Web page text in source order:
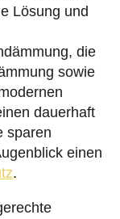
Lösung und
die
sowie
dauerhaft
sparen
einen
.